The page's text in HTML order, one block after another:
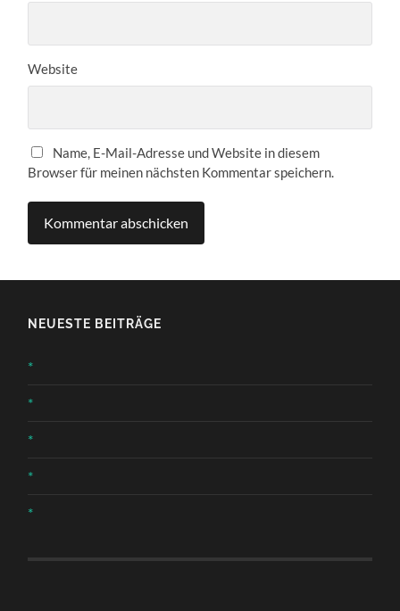
Website
Name, E-Mail-Adresse und Website in diesem
Browser für meinen nächsten Kommentar speichern.
NEUESTE BEITRÄGE
*
*
*
*
*